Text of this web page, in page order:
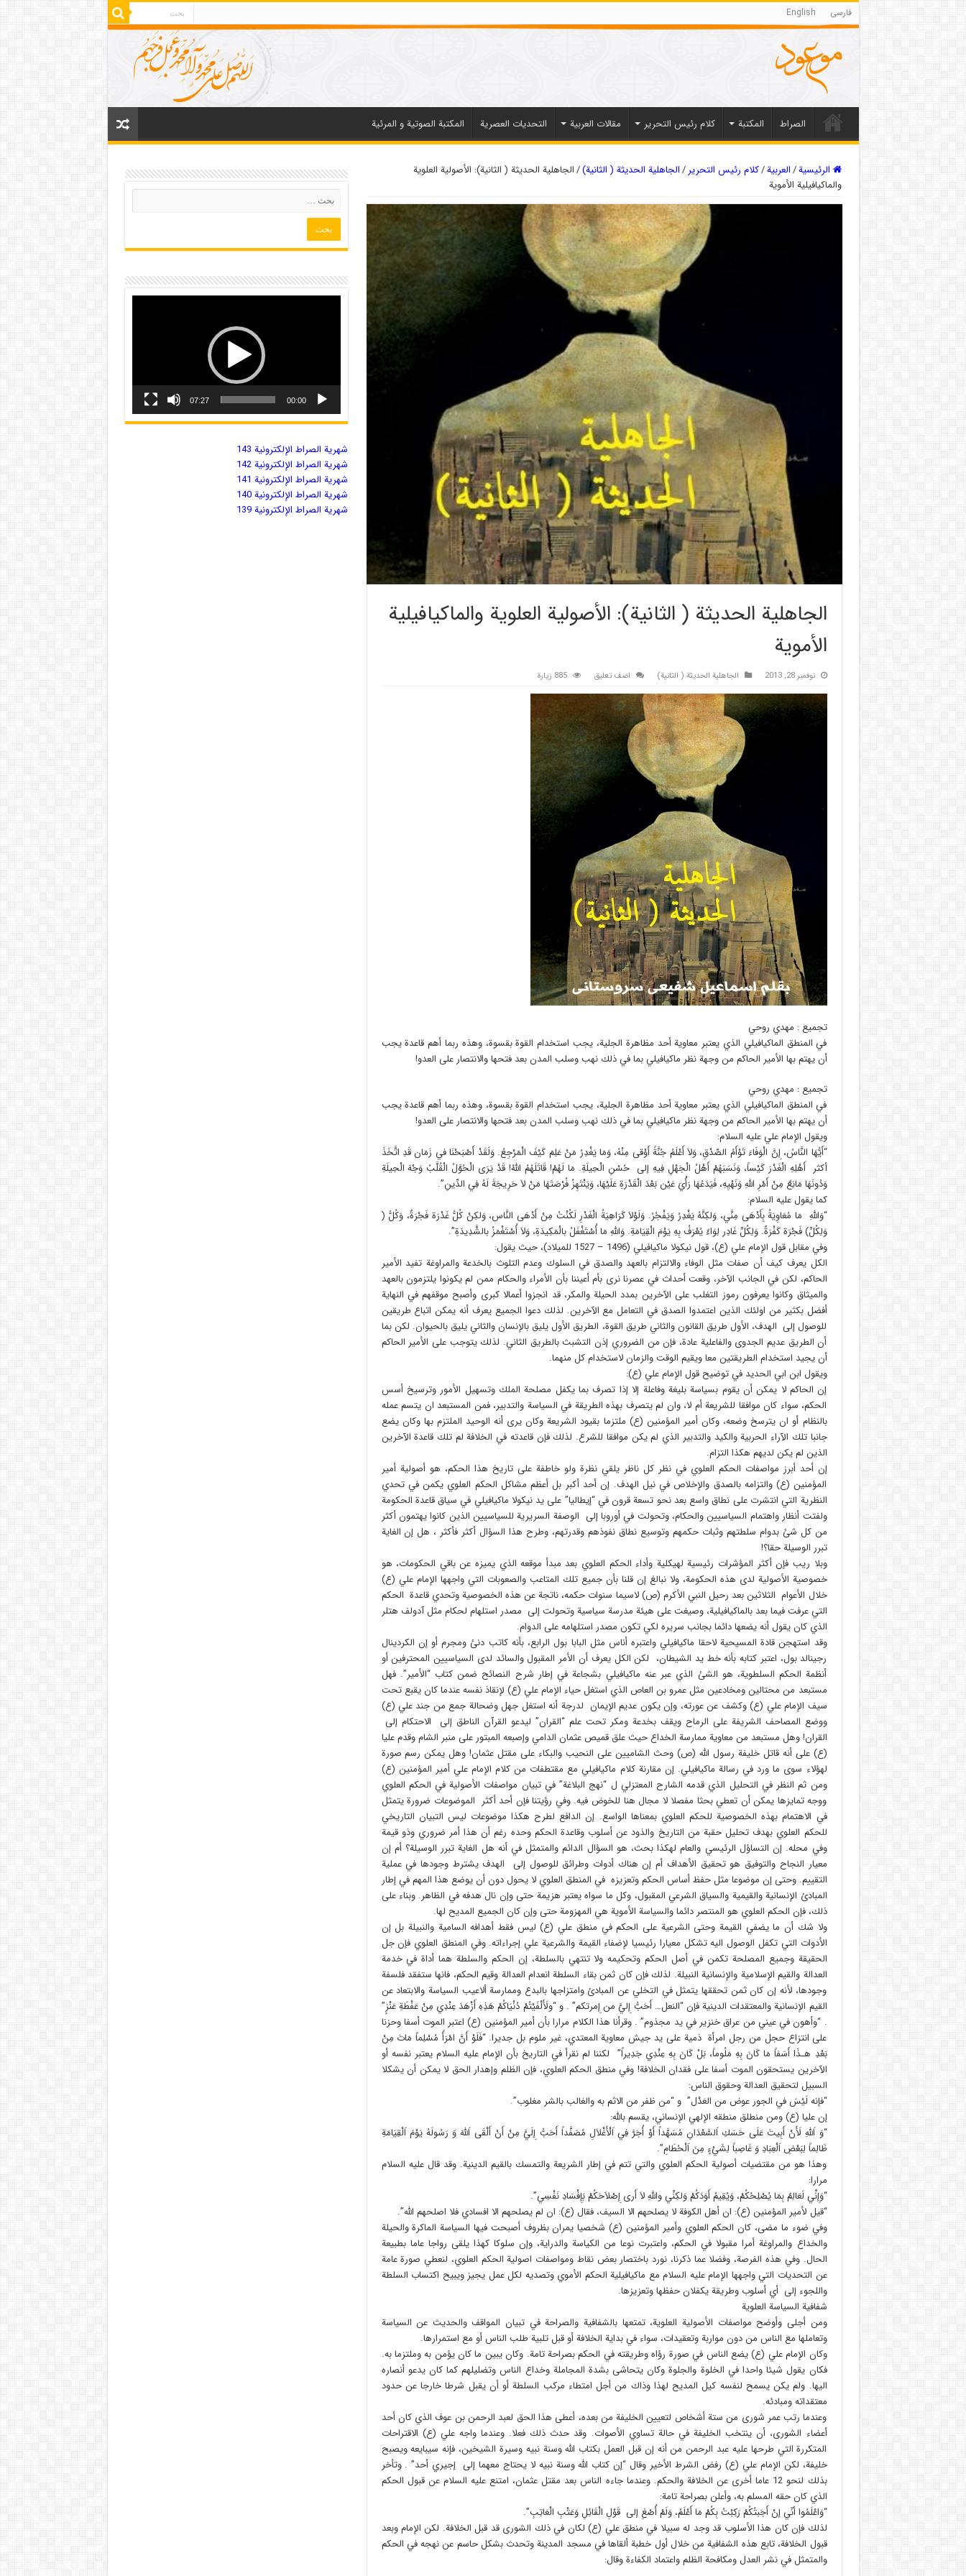
فارسی English
الصراط المکتبة كلام رئيس التحرير مقالات العربیة التحديات العصرية المكتبة الصوتية و المرئية
الرئيسية/العربیة/كلام رئيس التحرير /الجاهلية الحديثة ( الثانية)/الجاهلية الحديثة ( الثانية): الأصولية العلوية
والماكيافيلية الأموية
الجاهلية الحديثة ( الثانية): الأصولية العلوية والماكيافيلية
الأموية
نوفمبر 28, 2013 الجاهلية الحديثة ( الثانية) اضف تعليق 885 زيارة
تجميع : مهدي روحي
في المنطق الماكيافيلي الذي يعتبر معاوية أحد مظاهرة الجلية، يجب استخدام القوة بقسوة، وهذه ربما أهم قاعدة يجب
أن يهتم بها الأمير الحاكم من وجهة نظر ماكيافيلي بما في ذلك نهب وسلب المدن بعد فتحها والانتصار على العدو!
تجميع : مهدي روحي
في المنطق الماكيافيلي الذي يعتبر معاوية أحد مظاهرة الجلية، يجب استخدام القوة بقسوة، وهذه ربما أهم قاعدة يجب
أن يهتم بها الأمير الحاكم من وجهة نظر ماكيافيلي بما في ذلك نهب وسلب المدن بعد فتحها والانتصار على العدو!
ويقول الإمام علي عليه السلام:
“أَيُّهَا النَّاسُ، إِنَّ الْوَفَاءَ تَوْأَمُ الصِّدْقِ، وَلاَ أَعْلَمُ جُنَّةً أَوْقى مِنْهُ، وَمَا يَغْدِرُ مَنْ عَلِمَ كَيْفَ الْمَرْجِعُ. وَلَقَدْ أَصْبَحْنَا في زَمَان قَدِ اتَّخَذَ
أكثر أَهْلِهِ الْغَدْرَ كَيْساً، وَنَسَبَهُمْ أَهْلُ الْجَهْلِ فِيهِ إلى حُسْنِ الْحِيلَةِ. مَا لَهُمْ! قَاتَلَهُمُ اللهُ! قَدْ يَرَى الْحُوَّلُ الْقُلَّبُ وَجْهَ الْحِيلَةِ
وَدُونَهَا مَانِعٌ مِنْ أَمْرِ اللهِ وَنَهْيِهِ، فَيَدَعُهَا رَأْيَ عَيْن بَعْدَ الْقَدْرَةِ عَلَيْهَا، وَيَنْتَهِزُ فُرْصَتَهَا مَنْ لاَ حَرِيجَةَ لَهُ فِي الدِّينِ”.
كما يقول عليه السلام:
“وَاللهِ مَا مُعَاوِيَةُ بِأَدْهَى مِنَّي، وَلكِنَّهُ يَغْدِرُ وَيَفْجُرُ. وَلَوْلاَ كَرَاهِيَةُ الْغَدْرِ لَكُنْتُ مِنْ أَدْهَى النَّاس، وَلكِنْ كُلُّ غَدْرَة فَجْرَةٌ، وَكُلُّ (
وَلِكُلِّ) فَجْرَة كَفْرَةٌ. وَلِكُلِّ غَادِر لِوَاءٌ يُعْرَفُ بِهِ يَوْمَ الْقِيَامَةِ. وَاللهِ مَا أُسْتَغْفَلُ بالْمَكِيدَةِ، وَلاَ أُسْتَغْمَزُ بالشَّدِيدَةِ”.
وفي مقابل قول الإمام علي (ع)، قول نيكولا ماكيافيلي (1496 – 1527 للميلاد)، حيث يقول:
الكل يعرف كيف أن صفات مثل الوفاء والالتزام بالعهد والصدق في السلوك وعدم التلوث بالخدعة والمراوغة تفيد الأمير
الحاكم، لكن في الجانب الآخر، وقعت أحداث في عصرنا نرى بأم أعيننا بأن الأمراء والحكام ممن لم يكونوا يلتزمون بالعهد
والميثاق وكانوا يعرفون رموز التغلب على الآخرين بمدد الحيلة والمكر، قد انجزوا أعمالا كبرى وأصبح موقفهم في النهاية
أفضل بكثير من اولئك الذين اعتمدوا الصدق في التعامل مع الآخرين. لذلك دعوا الجميع يعرف أنه يمكن اتباع طريقين
للوصول إلى الهدف، الأول طريق القانون والثاني طريق القوة، الطريق الأول يليق بالإنسان والثاني يليق بالحيوان. لكن بما
أن الطريق عديم الجدوى والفاعلية عادة، فإن من الضروري إذن التشبث بالطريق الثاني. لذلك يتوجب على الأمير الحاكم
أن يجيد استخدام الطريقتين معا ويقيم الوقت والزمان لاستخدام كل منهما.
ويقول ابن ابي الحديد في توضيح قول الإمام علي (ع):
إن الحاكم لا يمكن أن يقوم بسياسة بليغة وفاعلة إلا إذا تصرف بما يكفل مصلحة الملك وتسهيل الأمور وترسيخ أسس
الحكم، سواء كان موافقا للشريعة أم لا، وان لم يتصرف بهذه الطريقة في السياسة والتدبير، فمن المستبعد ان يتسم عمله
بالنظام أو ان يترسخ وضعه، وكان أمير المؤمنين (ع) ملتزما بقيود الشريعة وكان يرى أنه الوحيد الملتزم بها وكان يضع
جانبا تلك الآراء الحربية والكيد والتدبير الذي لم يكن موافقا للشرع. لذلك فإن قاعدته في الخلافة لم تلك قاعدة الآخرين
الذين لم يكن لديهم هكذا التزام.
إن أحد أبرز مواصفات الحكم العلوي في نظر كل ناظر يلقي نظرة ولو خاطفة على تاريخ هذا الحكم، هو أصولية أمير
المؤمنين (ع) والتزامه بالصدق والإخلاص في نيل الهدف. إن أحد أكبر بل أعظم مشاكل الحكم العلوي يكمن في تحدي
النظرية التي انتشرت على نطاق واسع بعد نحو تسعة قرون في “إيطاليا” على يد نيكولا ماكيافيلي في سياق قاعدة الحكومة
ولفتت أنظار واهتمام السياسيين والحكام، وتحولت في أوروبا إلى الوصفة السريرية للسياسيين الذين كانوا يهتمون أكثر
من كل شئ بدوام سلطتهم وثبات حكمهم وتوسيع نطاق نفوذهم وقدرتهم، وطرح هذا السؤال أكثر فأكثر ، هل إن الغاية
تبرر الوسيلة حقا؟!
وبلا ريب فإن أكثر المؤشرات رئيسية لهيكلية وأداء الحكم العلوي بعد مبدأ موقعه الذي يميزه عن باقي الحكومات، هو
خصوصية الأصولية لدى هذه الحكومة، ولا نبالغ إن قلنا بأن جميع تلك المتاعب والصعوبات التي واجهها الإمام علي (ع)
خلال الأعوام الثلاثين بعد رحيل النبي الأكرم (ص) لاسيما سنوات حكمه، ناتجة عن هذه الخصوصية وتحدي قاعدة الحكم
التي عرفت فيما بعد بالماكيافيلية، وصيغت على هيئة مدرسة سياسية وتحولت إلى مصدر استلهام لحكام مثل آدولف هتلر
الذي كان يقول أنه يضعها دائما بجانب سريره لكي تكون مصدر استلهامه على الدوام.
وقد استهجن قادة المسيحية لاحقا ماكيافيلي واعتبره أناس مثل البابا بول الرابع، بأنه كاتب دنئ ومجرم أو إن الكردينال
رجينالد بول، اعتبر كتابه بأنه خط يد الشيطان، لكن الكل يعرف أن الأمر المقبول والسائد لدى السياسيين المحترفين أو
أنظمة الحكم السلطوية، هو الشئ الذي عبر عنه ماكيافيلي بشجاعة في إطار شرح النصائح ضمن كتاب “الأمير”. فهل
مستبعد من محتالين ومخادعين مثل عمرو بن العاص الذي استغل حياء الإمام علي (ع) لإنقاذ نفسه عندما كان يقبع تحت
سيف الإمام علي (ع) وكشف عن عورته، وإن يكون عديم الإيمان لدرجة أنه استغل جهل وضحالة جمع من جند علي (ع)
ووضع المصاحف الشريفة على الرماح ويقف بخدعة ومكر تحت علم “القران” ليدعو القرآن الناطق إلى الاحتكام إلى
القران! وهل مستبعد من معاوية ممارسة الخداع حيث علق قميص عثمان الدامي وإصبعه المبتور على منبر الشام وقدم عليا
(ع) على أنه قاتل خليفة رسول الله (ص) وحث الشاميين على النحيب والبكاء على مقتل عثمان! وهل يمكن رسم صورة
لهؤلاء سوى ما ورد في رسالة ماكيافيلي. إن مقارنة كلام ماكيافيلي مع مقتطفات من كلام الإمام علي أمير المؤمنين (ع)
ومن ثم النظر في التحليل الذي قدمه الشارح المعتزلي ل “نهج البلاغة” في تبيان مواصفات الأصولية في الحكم العلوي
ووجه تمايزها يمكن أن تعطي بحثا مفصلا لا مجال هنا للخوض فيه. وفي رؤيتنا فإن أحد أكثر الموضوعات ضرورة يتمثل
في الاهتمام بهذه الخصوصية للحكم العلوي بمعناها الواسع. إن الدافع لطرح هكذا موضوعات ليس التبيان التاريخي
للحكم العلوي بهدف تحليل حقبة من التاريخ والذود عن أسلوب وقاعدة الحكم وحده رغم أن هذا أمر ضروري وذو قيمة
وفي محله. إن التساؤل الرئيسي والعام لهكذا بحث، هو السؤال الدائم والمتمثل في أنه هل الغاية تبرر الوسيلة؟ أم إن
معيار النجاح والتوفيق هو تحقيق الأهداف أم إن هناك أدوات وطرائق للوصول إلى الهدف يشترط وجودها في عملية
التقييم. وحتى إن موضوعا مثل حفظ أساس الحكم وتعزيزه في المنطق العلوي لا يحول دون أن يوضع هذا المهم في إطار
المبادئ الإنسانية والقيمية والسياق الشرعي المقبول، وكل ما سواه يعتبر هزيمة حتى وإن نال هدفه في الظاهر. وبناء على
ذلك، فإن الحكم العلوي هو المنتصر دائما والسياسة الأموية هي المهزومة حتى وإن كان الجميع المديح لها.
ولا شك أن ما يضفي القيمة وحتى الشرعية على الحكم في منطق علي (ع) ليس فقط أهدافه السامية والنبيلة بل إن
الأدوات التي تكفل الوصول اليه تشكل معيارا رئيسيا لإضفاء القيمة والشرعية علي إجراءاته. وفي المنطق العلوي فإن جل
الحقيقة وجميع المصلحة تكمن في أصل الحكم وتحكيمه ولا تنتهي بالسلطة، إن الحكم والسلطة هما أداة في خدمة
العدالة والقيم الإسلامية والإنسانية النبيلة. لذلك فإن كان ثمن بقاء السلطة انعدام العدالة وقيم الحكم، فانها ستفقد فلسفة
وجودها، لأنه إن كان ثمن تحققها يتمثل في التخلي عن المبادئ وامتزاجها بالبدع وممارسة ألاعيب السياسة والابتعاد عن
القيم الإنسانية والمعتقدات الدينية فإن “النعل… أَحَبُّ إِليَّ من إِمرتكم” . و “ولَأَلْفَيْتُمْ دُنْيَاكُمْ هَذِهِ أَزْهَدَ عِنْدِي مِنْ عَفْطَةِ عَنْزٍ”
. “وأهون في عيني من عراق خنزير في يد مجذوم” . وقرأنا هذا الكلام مرارا بأن أمير المؤمنين (ع) اعتبر الموت أسفا وحزنا
على انتزاع حجل من رجل امرأة ذمية على يد جيش معاوية المعتدي، غير ملوم بل جديرا. “فَلَوْ أَنَّ امْرَأً مُسْلِماً مَاتَ مِنْ
بَعْدِ هـذَا أَسَفاً مَا كَانَ بِهِ مَلُوماً، بَلْ كَانَ بِهِ عِنْدِي جَدِيراً” لكننا لم نقرأ في التاريخ بأن الإمام عليه السلام يعتبر نفسه أو
الآخرين يستحقون الموت أسفا على فقدان الخلافة! وفي منطق الحكم العلوي، فإن الظلم وإهدار الحق لا يمكن أن يشكلا
السبيل لتحقيق العدالة وحقوق الناس:
“فإنه لَيْسَ في الجور عوض من العَدْل” و “من ظفر من الاثم به والغالب بالشر مغلوب”.
إن عليا (ع) ومن منطلق منطقه الإلهي الإنساني، يقسم بالله:
“وَ اَللَّهِ لَأَنْ أَبِيتَ عَلَى حَسَكِ اَلسَّعْدَانِ مُسَهَّداً أَوْ أُجَرَّ فِي اَلْأَغْلاَلِ مُصَفَّداً أَحَبُّ إِلَيَّ مِنْ أَنْ أَلْقَى اَللَّهَ وَ رَسُولَهُ يَوْمَ اَلْقِيَامَةِ
ظَالِماً لِبَعْضِ اَلْعِبَادِ وَ غَاصِباً لِشَيْ‏ءٍ مِنَ اَلْحُطَامِ”.
وهذا هو من مقتضيات أصولية الحكم العلوي والتي تتم في إطار الشريعة والتمسك بالقيم الدينية. وقد قال عليه السلام
مرارا:
“وَإِنِّي لَعَالِمٌ بِمَا يُصْلِحُكُمْ، وَيُقِيمُ أَوَدَكُمْ وَلكِنِّي واللهِ لاَ أَرى إِصْلاَحَكُمْ بَإِفْسَادِ نَفْسِي”.
“قيل لأمير المؤمنين (ع): ان أهل الكوفة لا يصلحهم الا السيف، فقال (ع): ان لم يصلحهم الا افسادي فلا اصلحهم الله”.
وفي ضوء ما مضى، كان الحكم العلوي وأمير المؤمنين (ع) شخصيا يمران بظروف أصبحت فيها السياسة الماكرة والحيلة
والخداع والمراوغة أمرا مقبولا في الحكم، واعتبرت نوعا من الكياسة والدراية، وإن سلوكا كهذا يلقى رواجا عاما بطبيعة
الحال. وفي هذه الفرصة، وفضلا عما ذكرنا، نورد باختصار بعض نقاط ومواصفات اصولية الحكم العلوي، لنعطي صورة عامة
عن التحديات التي واجهها الإمام عليه السلام مع ماكيافيلية الحكم الأموي وتصديه لكل عمل يجيز ويبيح اكتساب السلطة
واللجوء إلى أي أسلوب وطريقة يكفلان حفظها وتعزيزها.
شفافية السياسة العلوية
ومن أجلى وأوضح مواصفات الأصولية العلوية، تمتعها بالشفافية والصراحة في تبيان المواقف والحديث عن السياسة
وتعاملها مع الناس من دون مواربة وتعقيدات، سواء في بداية الخلافة أو قبل تلبية طلب الناس أو مع استمرارها.
وكان الإمام علي (ع) يضع الناس في صورة رؤاه وطريقته في الحكم بصراحة تامة. وكان يبين ما كان يؤمن به وملتزما به.
فكان يقول شيئا واحدا في الخلوة والجلوة وكان يتحاشى بشدة المجاملة وخداع الناس وتضليلهم كما كان يدعو أنصاره
اليها. ولم يكن يسمح لنفسه كيل المديح لهذا وذاك من أجل امتطاء مركب السلطة أو أن يقبل شرطا خارجا عن حدود
معتقداته ومبادئه.
وعندما رتب عمر شورى من ستة أشخاص لتعيين الخليفة من بعده، أعطى هذا الحق لعبد الرحمن بن عوف الذي كان أحد
أعضاء الشورى، أن ينتخب الخليفة في حالة تساوي الأصوات. وقد حدث ذلك فعلا. وعندما واجه علي (ع) الاقتراحات
المتكررة التي طرحها عليه عبد الرحمن من أنه إن قبل العمل بكتاب الله وسنة نبيه وسيرة الشيخين، فإنه سيبايعه ويصبح
خليفة، لكن الإمام علي (ع) رفض الشرط الأخير وقال “إن كتاب الله وسنة نبيه لا يحتاج معهما إلى إجيري أحد” . وتأخر
بذلك لنحو 12 عاما أخرى عن الخلافة والحكم. وعندما جاءه الناس بعد مقتل عثمان، امتنع عليه السلام عن قبول الحكم
الذي كان حقه المسلم به، وأعلن بصراحة تامة:
“وَاعْلَمُوا أنّي إنْ أَجَبتُكُمْ رَكِبْتُ بِكُمْ مَا أَعْلَمُ، وَلَمْ أُصْغِ إلى قَوْلِ الْقَائِلِ وَعَتْبِ الْعَاتِبِ”.
لذلك فإن كان هذا الأسلوب قد وجد له سبيلا في منطق علي (ع) لكان في ذلك الشورى قد قبل الخلافة. لكن الإمام وبعد
قبول الخلافة، تابع هذه الشفافية من خلال أول خطبة ألقاها في مسجد المدينة وتحدث بشكل حاسم عن نهجه في الحكم
والمتمثل في نشر العدل ومكافحة الظلم واعتماد الكفاءة وقال:
00:00
07:27
شهریة الصراط الإلكترونية 143
شهریة الصراط الإلكترونية 142
شهریة الصراط الإلكترونية 141
شهریة الصراط الإلكترونية 140
شهریة الصراط الإلكترونية 139